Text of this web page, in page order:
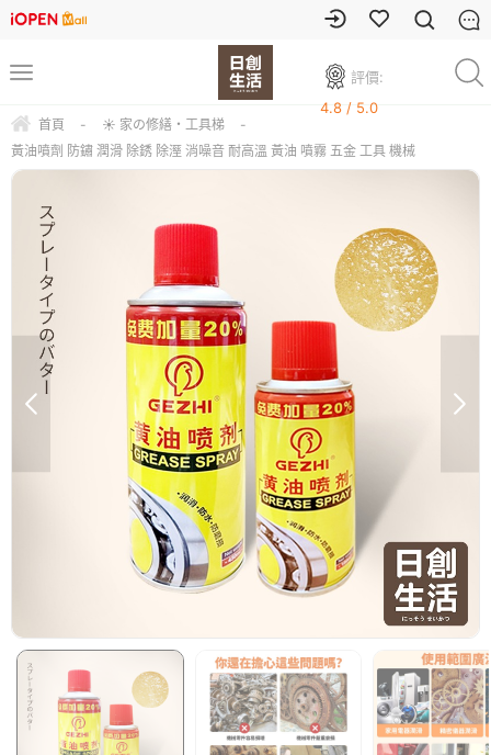
評價:
4.8 / 5.0
首頁 - ☀ 家の修繕・工具梯
-
黃油噴劑 防鏽 潤滑 除銹 除溼 消噪音 耐高溫 黃油 噴霧 五金 工具 機械